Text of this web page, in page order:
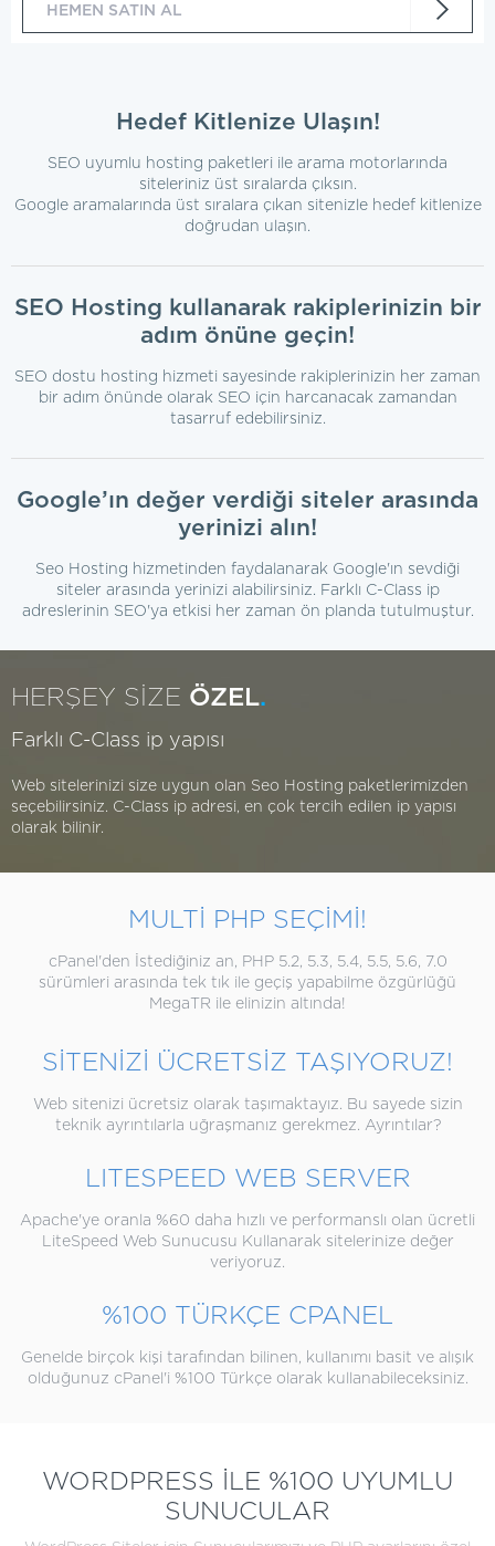
HEMEN SATIN AL
Hedef Kitlenize Ulaşın!
SEO uyumlu hosting paketleri ile arama motorlarında
siteleriniz üst sıralarda çıksın.
Google aramalarında üst sıralara çıkan sitenizle hedef kitlenize
doğrudan ulaşın.
SEO Hosting kullanarak rakiplerinizin bir
adım önüne geçin!
SEO dostu hosting hizmeti sayesinde rakiplerinizin her zaman
bir adım önünde olarak SEO için harcanacak zamandan
tasarruf edebilirsiniz.
Google’ın değer verdiği siteler arasında
yerinizi alın!
Seo Hosting hizmetinden faydalanarak Google'ın sevdiği
siteler arasında yerinizi alabilirsiniz. Farklı C-Class ip
adreslerinin SEO'ya etkisi her zaman ön planda tutulmuştur.
HERŞEY SİZE ÖZEL.
Farklı C-Class ip yapısı
Web sitelerinizi size uygun olan Seo Hosting paketlerimizden
seçebilirsiniz. C-Class ip adresi, en çok tercih edilen ip yapısı
olarak bilinir.
MULTİ PHP SEÇİMİ!
cPanel'den İstediğiniz an, PHP 5.2, 5.3, 5.4, 5.5, 5.6, 7.0
sürümleri arasında tek tık ile geçiş yapabilme özgürlüğü
MegaTR ile elinizin altında!
SİTENİZİ ÜCRETSİZ TAŞIYORUZ!
Web sitenizi ücretsiz olarak taşımaktayız. Bu sayede sizin
teknik ayrıntılarla uğraşmanız gerekmez. Ayrıntılar?
LITESPEED WEB SERVER
Apache'ye oranla %60 daha hızlı ve performanslı olan ücretli
LiteSpeed Web Sunucusu Kullanarak sitelerinize değer
veriyoruz.
%100 TÜRKÇE CPANEL
Genelde birçok kişi tarafından bilinen, kullanımı basit ve alışık
olduğunuz cPanel'i %100 Türkçe olarak kullanabileceksiniz.
WORDPRESS İLE %100 UYUMLU
SUNUCULAR